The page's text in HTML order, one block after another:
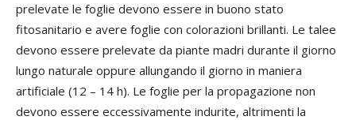
prelevate le foglie devono essere in buono stato
fitosanitario e avere foglie con colorazioni brillanti. Le talee
devono essere prelevate da piante madri durante il giorno
lungo naturale oppure allungando il giorno in maniera
artificiale (12 – 14 h). Le foglie per la propagazione non
devono essere eccessivamente indurite, altrimenti la